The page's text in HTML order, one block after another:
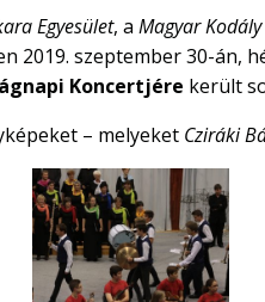
Egyesület, aMagyar
2019. szeptember 30-án,
Koncertjére került
– melyeket Cziráki